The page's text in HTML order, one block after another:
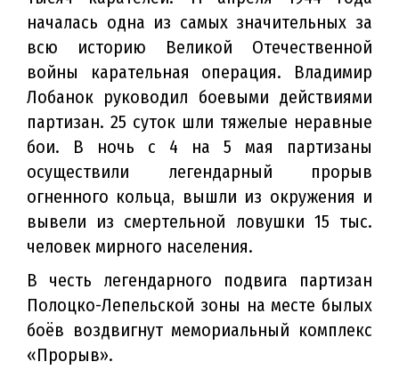
началась одна из самых значительных за
всю историю Великой Отечественной
войны карательная операция. Владимир
Лобанок руководил боевыми действиями
партизан. 25 суток шли тяжелые неравные
бои. В ночь с 4 на 5 мая партизаны
осуществили легендарный прорыв
огненного кольца, вышли из окружения и
вывели из смертельной ловушки 15 тыс.
человек мирного населения.
В честь легендарного подвига партизан
Полоцко-Лепельской зоны на месте былых
боёв воздвигнут мемориальный комплекс
«Прорыв».